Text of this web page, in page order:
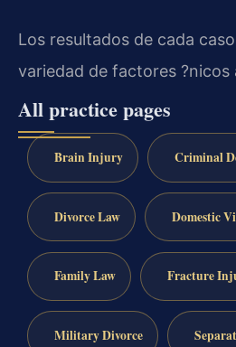
Los resultados de cada
variedad de factores ?nicos
All practice pages
Brain Injury Criminal
Divorce Law Domestic
Family Law Fracture
Military Divorce